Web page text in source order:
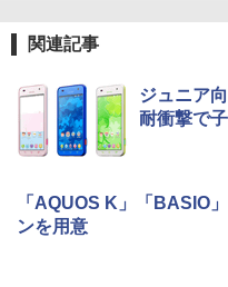
関連記事
ジュニア
耐衝撃で
「AQUOS K」「BASIO
ンを用意